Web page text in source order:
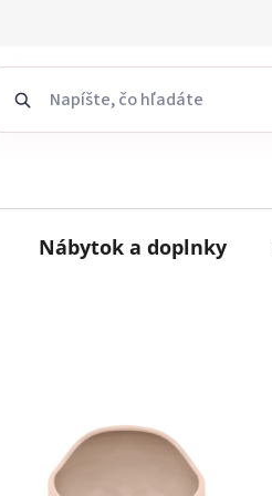
Nábytok a doplnky